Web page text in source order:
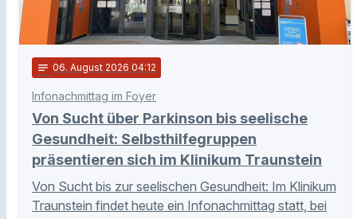
notes 06. August 2026 04:12
Infonachmittag im Foyer
Von Sucht über Parkinson bis seelische
Gesundheit: Selbsthilfegruppen
präsentieren sich im Klinikum Traunstein
Von Sucht bis zur seelischen Gesundheit: Im Klinikum
Traunstein findet heute ein Infonachmittag statt, bei